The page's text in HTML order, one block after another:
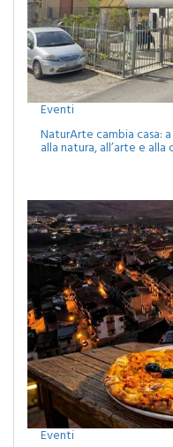
Eventi
NaturArte cambia casa: